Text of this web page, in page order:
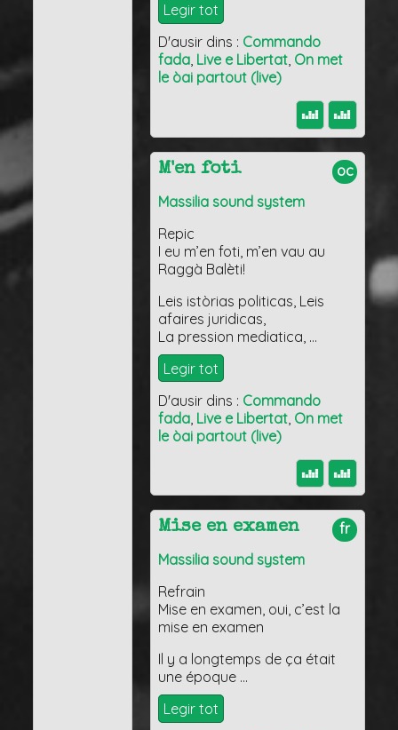
Legir tot
D'ausir dins : Commando
fada, Live e Libertat, On met
le òai partout (live)
oc
M'en foti
Massilia sound system
Repic
I eu m’en foti, m’en vau au
Raggà Balèti!
Leis istòrias politicas, Leis
afaires juridicas,
La pression mediatica, …
Legir tot
D'ausir dins : Commando
fada Live e Libertat On met
le òai partout (live)
fr
Mise en examen
Massilia sound system
Refrain
Mise en examen, oui, c’est la
mise en examen
Il y a longtemps de ça était
une époque …
Legir tot